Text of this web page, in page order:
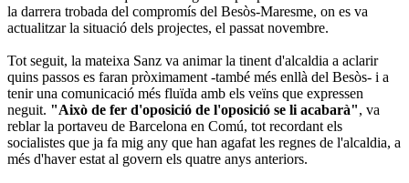
la darrera trobada del compromís del Besòs-Maresme, on es va
actualitzar la situació dels projectes, el passat novembre.
Tot seguit, la mateixa Sanz va animar la tinent d'alcaldia a aclarir
quins passos es faran pròximament -també més enllà del Besòs- i a
tenir una comunicació més fluïda amb els veïns que expressen
neguit. "Això de fer d'oposició de l'oposició se li acabarà", va
reblar la portaveu de Barcelona en Comú, tot recordant els
socialistes que ja fa mig any que han agafat les regnes de l'alcaldia, a
més d'haver estat al govern els quatre anys anteriors.